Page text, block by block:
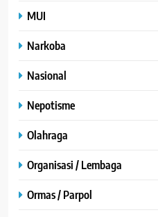
MUI
Narkoba
Nasional
Nepotisme
Olahraga
Organisasi / Lembaga
Ormas / Parpol